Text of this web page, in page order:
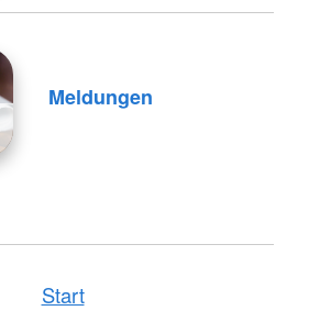
Meldungen
Start